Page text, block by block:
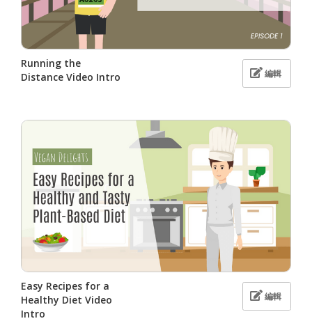
Running the
Distance Video Intro
編輯
Easy Recipes for a
Healthy Diet Video
Intro
編輯